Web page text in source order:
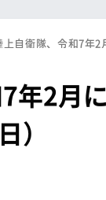
年2月
）